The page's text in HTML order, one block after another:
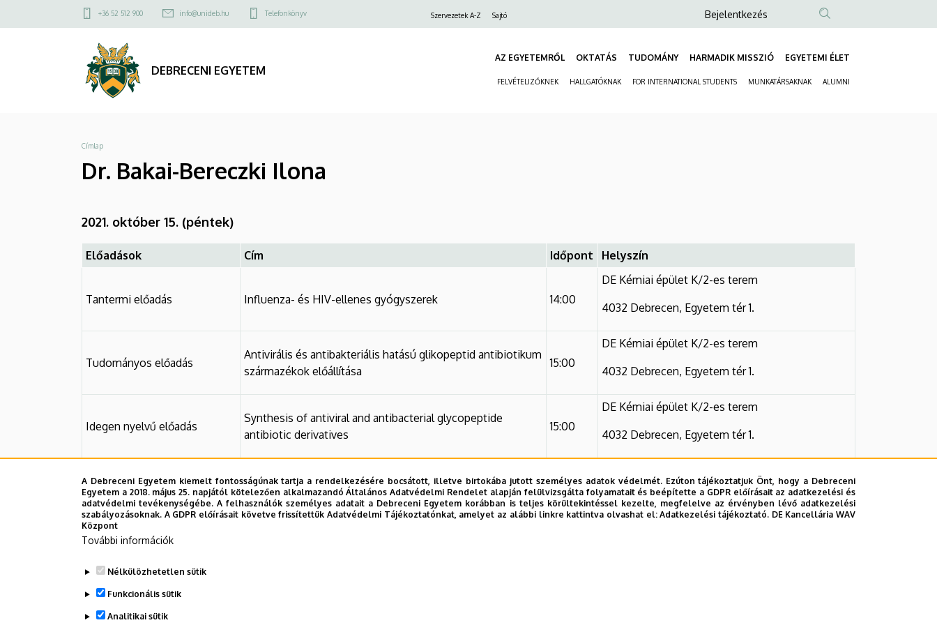
Bereczki
DEBRECENI
EGYETEM
a
Felső
menü
+36 52 512 900 info@unideb.hu Telefonkönyv Szervezetek A-Z Sajtó
Anonim
fiók
Bejelentkezés
DEBRECENI EGYETEM
AZ EGYETEMRŐL OKTATÁS TUDOMÁNY HARMADIK MISSZIÓ EGYETEMI ÉLET
FELVÉTELIZŐKNEK HALLGATÓKNAK FOR INTERNATIONAL STUDENTS MUNKATÁRSAKNAK ALUMNI
Morzsa
Címlap
Dr. Bakai-Bereczki Ilona
2021. október 15. (péntek)
Előadások Cím Időpont Helyszín
Tantermi előadás Influenza- és HIV-ellenes gyógyszerek 14:00
DE Kémiai épület K/2-es terem
4032 Debrecen, Egyetem tér 1.
Tudományos előadás
Antivirális és antibakteriális hatású glikopeptid antibiotikum
származékok előállítása
15:00
DE Kémiai épület K/2-es terem
4032 Debrecen, Egyetem tér 1.
Idegen nyelvű előadás
Synthesis of antiviral and antibacterial glycopeptide
antibiotic derivatives
15:00
DE Kémiai épület K/2-es terem
4032 Debrecen, Egyetem tér 1.
Legutóbb frissítve: 2021. 10. 05. 12:57
A Debreceni Egyetem kiemelt fontosságúnak tartja a rendelkezésére bocsátott, illetve birtokába jutott személyes adatok védelmét. Ezúton tájékoztatjuk Önt, hogy a Debreceni
Egyetem a 2018. május 25. napjától kötelezően alkalmazandó Általános Adatvédelmi Rendelet alapján felülvizsgálta folyamatait és beépítette a GDPR előírásait az adatkezelési és
adatvédelmi tevékenységébe. A felhasználók személyes adatait a Debreceni Egyetem korábban is teljes körültekintéssel kezelte, megfelelve az érvényben lévő adatkezelési
szabályozásoknak. A GDPR előírásait követve frissítettük Adatvédelmi Tájékoztatónkat, amelyet az alábbi linkre kattintva olvashat el:Adatkezelési tájékoztató. DE Kancellária WAV
Központ
További információk
Nélkülözhetetlen sütik
Funkcionális sütik
Analitikai sütik